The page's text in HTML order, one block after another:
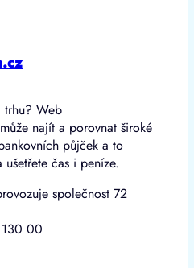
trhu? Web
najít a porovnat široké
půjček a to
čas i peníze.
společnost 72
00